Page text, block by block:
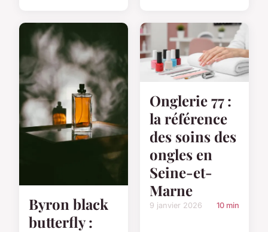
Byron black
butterfly :
Onglerie 77 :
la référence
des soins des
ongles en
Seine-et-
Marne
9 janvier 2026 10 min